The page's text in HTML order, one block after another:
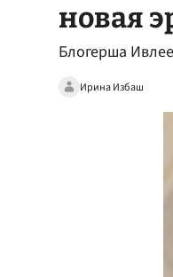
новая
Блогерша
Ирина Избаш